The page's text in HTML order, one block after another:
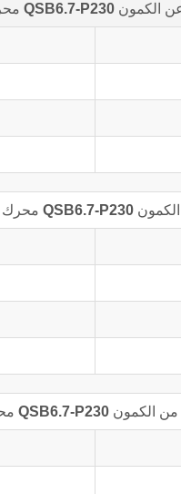
عن الكمونQSB6.7-P230
الكمون QSB6.7-P230 محرك
من الكمونQSB6.7-P230